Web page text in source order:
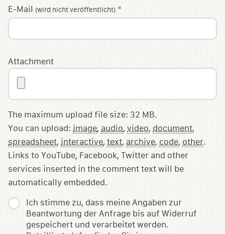
E-Mail (wird nicht veröffentlicht) *
Ich stimme zu, dass meine Angaben zur
Beantwortung der Anfrage bis auf Widerruf
gespeichert und verarbeitet werden.
Attachment
The maximum upload file size: 32 MB.
You can upload: image, audio, video, document,
spreadsheet, interactive, text, archive, code, other.
Links to YouTube, Facebook, Twitter and other
services inserted in the comment text will be
automatically embedded.